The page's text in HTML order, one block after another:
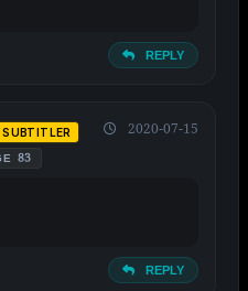
REPLY
SUBTITLER
83
2020-07-15
REPLY